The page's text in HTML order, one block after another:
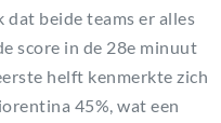
beide teams er alles
score in de 28e minuut
helft kenmerkte zich
45%, wat een